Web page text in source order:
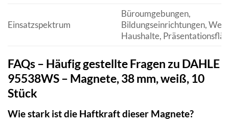
Einsatzspektrum
Büroumgebungen,
Bildungseinrichtungen,
Haushalte,
FAQs – Häufig gestellte Fragen zu DAHLE
95538WS – Magnete, 38 mm, weiß, 10
Stück
Wie stark ist die Haftkraft dieser Magnete?